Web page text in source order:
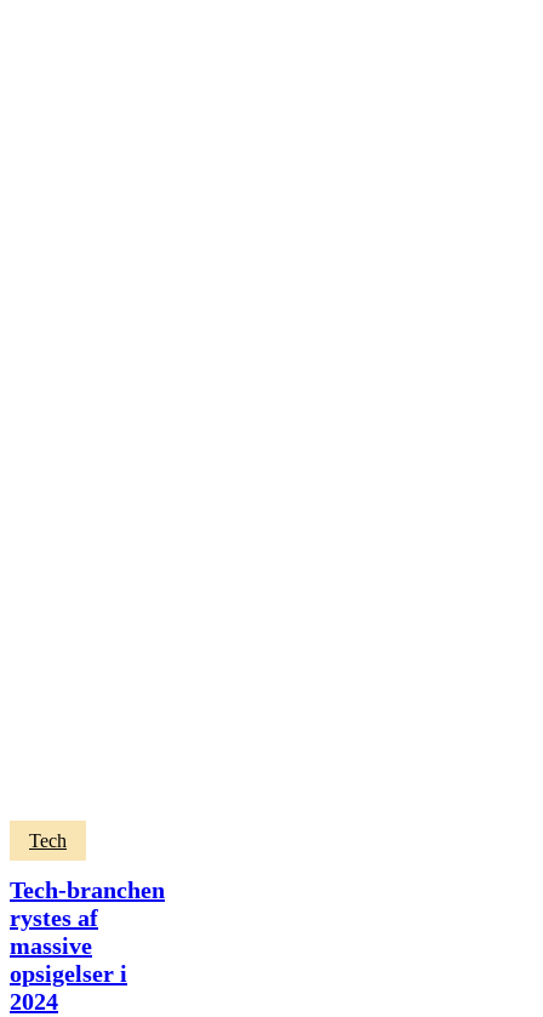
Tech-
branchen
rystes
af
massive
opsigelser
i
2024
Tech
Tech-branchen
rystes af
massive
opsigelser i
2024